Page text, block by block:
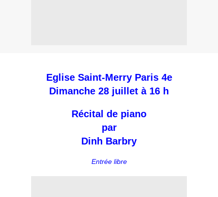
Eglise Saint-Merry Paris 4e
Dimanche 28 juillet à 16 h
Récital de piano
par
Dinh Barbry
Entrée libre